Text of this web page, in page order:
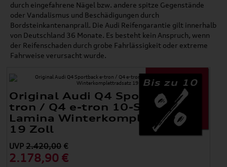
durch eingefahrene Nägel bzw. andere spitze Gegenstände
oder Vandalismus und Beschädigungen durch
Bordsteinkantenanprall. Die Audi Reifengarantie gilt innerhalb
von Deutschland 36 Monate. Es besteht kein Anspruch, wenn
der Reifenschaden durch grobe Fahrlässigkeit oder extreme
Fahrweise verursacht wurde.
Bis zu 10
Original Audi Q4 Sportback e-
tron / Q4 e-tron 10-Speichen-
Lamina Winterkomplettradsatz
19 Zoll
UVP2.420,00 €
2.178,90 €